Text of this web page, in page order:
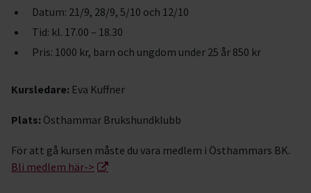
Datum: 21/9, 28/9, 5/10 och 12/10
Tid: kl. 17.00 – 18.30
Pris: 1000 kr, barn och ungdom under 25 år 850 kr
Kursledare: Eva Kuffner
Plats: Östhammar Brukshundklubb
För att gå kursen måste du vara medlem i Östhammars BK.
Bli medlem här->